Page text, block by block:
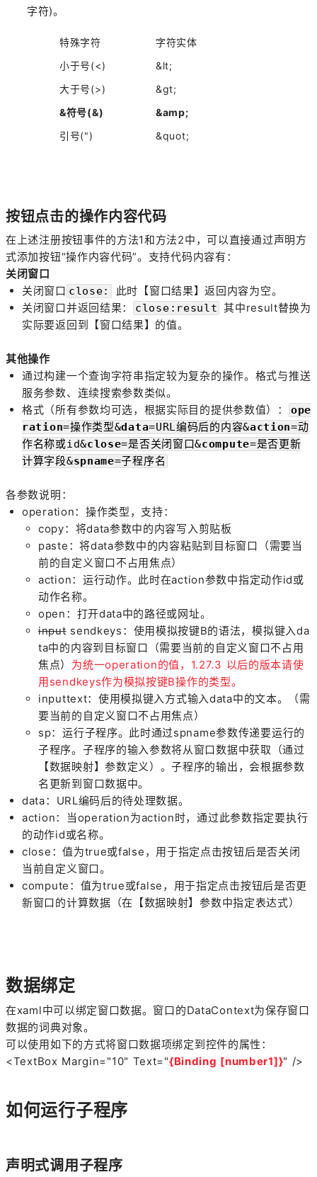
字符)。
特殊字符
字符实体
小于号(<)
&lt;
大于号(>)
&gt;
&符号(&)
&amp;
引号(")
&quot;
按钮点击的操作内容代码
在上述注册按钮事件的方法1和方法2中，可以直接通过声明方
式添加按钮“操作内容代码”。支持代码内容有：
关闭窗口
关闭窗口 close:
此时【窗口结果】返回内容为空。
关闭窗口并返回结果：
close:result 其中result替换为
实际要返回到【窗口结果】的值。
其他操作
通过构建一个查询字符串指定较为复杂的操作。格式与推送
服务参数、连续搜索参数类似。
格式（所有参数均可选，根据实际目的提供参数值）：
ope
ration=操作类型&data=URL编码后的内容&action=动
作名称或id&close=是否关闭窗口&compute=是否更新
计算字段&spname=子程序名
各参数说明：
operation：操作类型，支持：
copy：将data参数中的内容写入剪贴板
paste：将data参数中的内容粘贴到目标窗口（需要当
前的自定义窗口不占用焦点）
action：运行动作。此时在action参数中指定动作id或
动作名称。
open：打开data中的路径或网址。
inputsendkeys：使用模拟按键B的语法，模拟键入da
ta中的内容到目标窗口（需要当前的自定义窗口不占用
焦点） 为统一operation的值，1.27.3 以后的版本请使
用sendkeys作为模拟按键B操作的类型。
inputtext：使用模拟键入方式输入data中的文本。（需
要当前的自定义窗口不占用焦点）
sp：运行子程序。此时通过spname参数传递要运行的
子程序。子程序的输入参数将从窗口数据中获取（通过
【数据映射】参数定义）。子程序的输出，会根据参数
名更新到窗口数据中。
data：URL编码后的待处理数据。
action：当operation为action时，通过此参数指定要执行
的动作id或名称。
close：值为true或false，用于指定点击按钮后是否关闭
当前自定义窗口。
compute：值为true或false，用于指定点击按钮后是否更
新窗口的计算数据（在【数据映射】参数中指定表达式）
数据绑定
在xaml中可以绑定窗口数据。窗口的DataContext为保存窗口
数据的词典对象。
可以使用如下的方式将窗口数据项绑定到控件的属性：
<TextBox Margin="10" Text="{Binding [number1]}" />
如何运行子程序
声明式调用子程序